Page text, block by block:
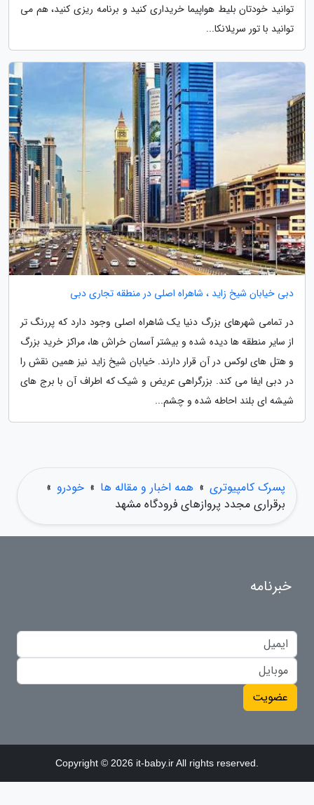
توانید خودتان بلیط هواپیما خریداری کنید و برنامه ریزی کنید، هم می
توانید با تور سریلانکا...
دبی خیابان شیخ زاید ، شاهراه اصلی در منطقه تجاری دبی
در تمامی شهرهای بزرگ دنیا یک شاهراه اصلی وجود دارد که پررنگ تر
از سایر منطقه ها دیده شده و بیشتر آسمان خراش ها، مراکز خرید بزرگ
و هتل های لوکس در آن قرار دارند. خیابان شیخ زاید نیز همین نقش را
در دبی ایفا می کند. بزرگراهی عریض و شیک که اطراف آن با برج های
شیشه ای بلند احاطه شده و چشم...
پسرک کامپیوتری » همه اخبار و مقاله ها » خودرو »
برقراری مجدد پروازهای فرودگاه مشهد
خبرنامه
عضویت
Copyright © 2026 it-baby.ir All rights reserved.